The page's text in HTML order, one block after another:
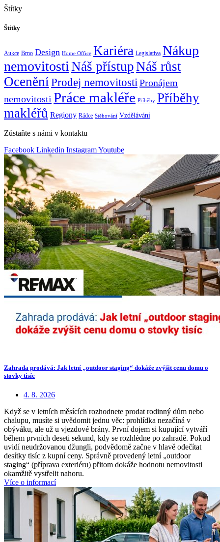
Štítky
Štítky
Aukce Brno Design Home Office Kariéra Legislativa Nákup
nemovitosti Náš přístupNáš růst
OceněníProdej nemovitosti Pronájem
nemovitosti Práce makléře Příběhy Příběhy
makléřů Regiony Rádce Stěhování Vzdělávání
Zůstaňte s námi v kontaktu
Facebook Linkedin InstagramYoutube
Zahrada prodává: Jak letní „outdoor staging“ dokáže zvýšit cenu domu o
stovky tisíc
4. 8. 2026
Když se v letních měsících rozhodnete prodat rodinný dům nebo
chalupu, musíte si uvědomit jednu věc: prohlídka nezačíná v
obýváku, ale už u vjezdové brány. První dojem si kupující vytváří
během prvních deseti sekund, kdy se rozhlédne po zahradě. Pokud
uvidí neudržovanou džungli, podvědomě začne v hlavě odečítat
desítky tisíc z kupní ceny. Správně provedený letní „outdoor
staging“ (příprava exteriéru) přitom dokáže hodnotu nemovitosti
okamžitě vystřelit nahoru.
Více o informací